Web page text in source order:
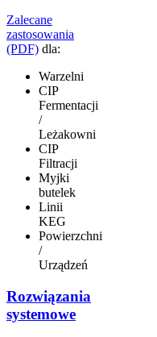
Zalecane
zastosowania
(PDF) dla:
Warzelni
CIP
Fermentacji
/
Leżakowni
CIP
Filtracji
Myjki
butelek
Linii
KEG
Powierzchni
/
Urządzeń
Rozwiązania
systemowe